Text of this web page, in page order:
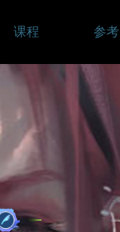
课程 参考